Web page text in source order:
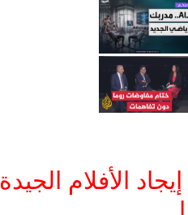
الأفلام الجيدة